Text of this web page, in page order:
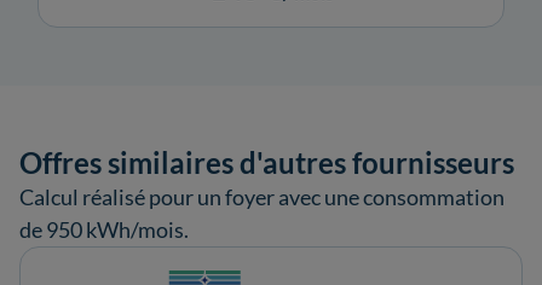
Offres similaires d'autres fournisseurs
Calcul réalisé pour un foyer avec une consommation
de 950 kWh/mois.